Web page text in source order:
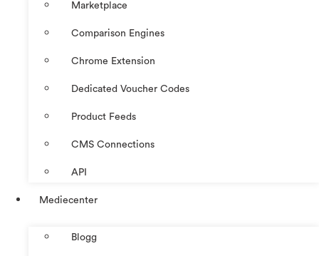
Marketplace
Comparison Engines
Chrome Extension
Dedicated Voucher Codes
Product Feeds
CMS Connections
API
Mediecenter
Blogg